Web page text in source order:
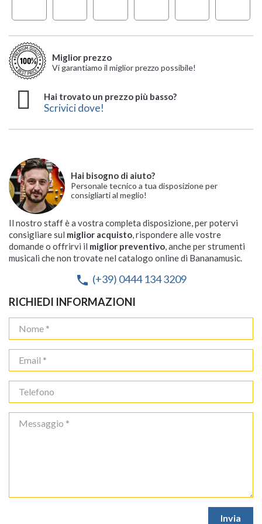
Miglior prezzo
Vi garantiamo il miglior prezzo possibile!
Hai trovato un prezzo più basso?
Scrivici dove!
Hai bisogno di aiuto?
Personale tecnico a tua disposizione per
consigliarti al meglio!
Il nostro staff è a vostra completa disposizione, per potervi
consigliare sul miglior acquisto, rispondere alle vostre
domande o offrirvi il miglior preventivo, anche per strumenti
musicali che non trovate nel catalogo online di Bananamusic.
phone (+39) 0444 134 3209
RICHIEDI INFORMAZIONI